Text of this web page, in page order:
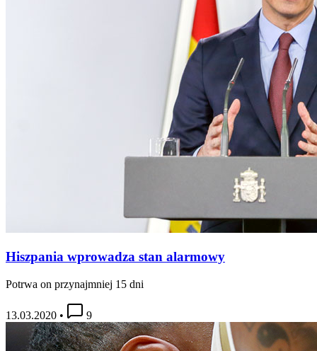
Hiszpania wprowadza stan alarmowy
Potrwa on przynajmniej 15 dni
13.03.2020 • 9